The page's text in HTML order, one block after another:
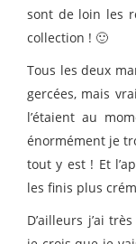
sont de loin les
collection ! 🙂
Tous les deux
gercées, mais
l’étaient au
énormément je
tout y est ! Et
les finis plus
D’ailleurs j’ai